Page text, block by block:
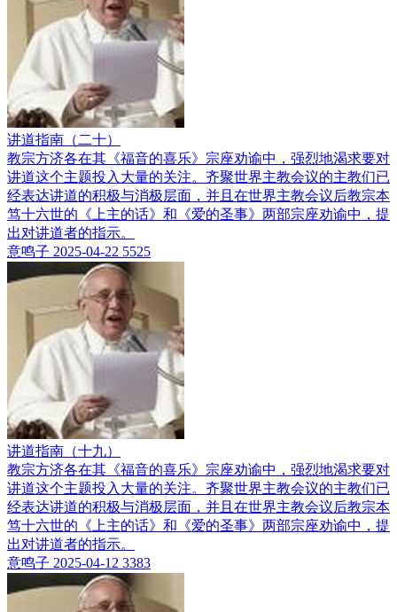
讲道指南（二十）
教宗方济各在其《福音的喜乐》宗座劝谕中，强烈地渴求要对
讲道这个主题投入大量的关注。齐聚世界主教会议的主教们已
经表达讲道的积极与消极层面，并且在世界主教会议后教宗本
笃十六世的《上主的话》和《爱的圣事》两部宗座劝谕中，提
出对讲道者的指示。
意鸣子 2025-04-22 5525
讲道指南（十九）
教宗方济各在其《福音的喜乐》宗座劝谕中，强烈地渴求要对
讲道这个主题投入大量的关注。齐聚世界主教会议的主教们已
经表达讲道的积极与消极层面，并且在世界主教会议后教宗本
笃十六世的《上主的话》和《爱的圣事》两部宗座劝谕中，提
出对讲道者的指示。
意鸣子 2025-04-12 3383